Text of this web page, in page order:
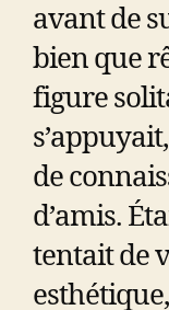
avant de
bien que
figure
de
d’amis.
tentait de